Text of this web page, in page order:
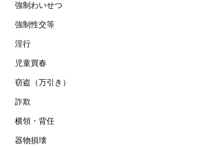
強制わいせつ
強制性交等
淫行
児童買春
窃盗（万引き）
詐欺
横領・背任
器物損壊